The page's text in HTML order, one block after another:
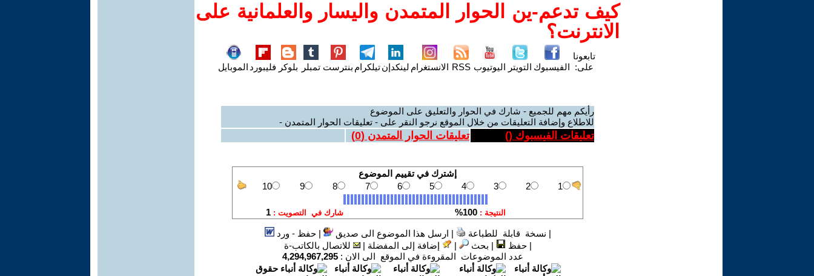
كيف تدعم-ين الحوار المتمدن واليسار والعلمانية على
الانترنت؟
تابعونا
على: الفيسبوك التويتر اليوتيوب RSS الانستغرام لينكدإنتيلكرام بنترست تمبلر بلوكر فليبورد الموبايل
رأيكم مهم للجميع - شارك في الحوار والتعليق على الموضوع
للاطلاع وإضافة التعليقات من خلال الموقع نرجو النقر على - تعليقات الحوار المتمدن -
تعليقات الفيسبوك () تعليقات الحوار المتمدن (0
)
| نسخة قابلة للطباعة | ارسل هذا الموضوع الى صديق |حفظ - ورد
|حفظ | بحث | إضافة إلى المفضلة |
للاتصال بالكاتب-ة
عدد الموضوعات المقروءة في الموقع الى الان : 4,294,967,295